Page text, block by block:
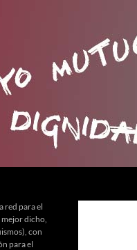
red para el
dicho,
con
para el